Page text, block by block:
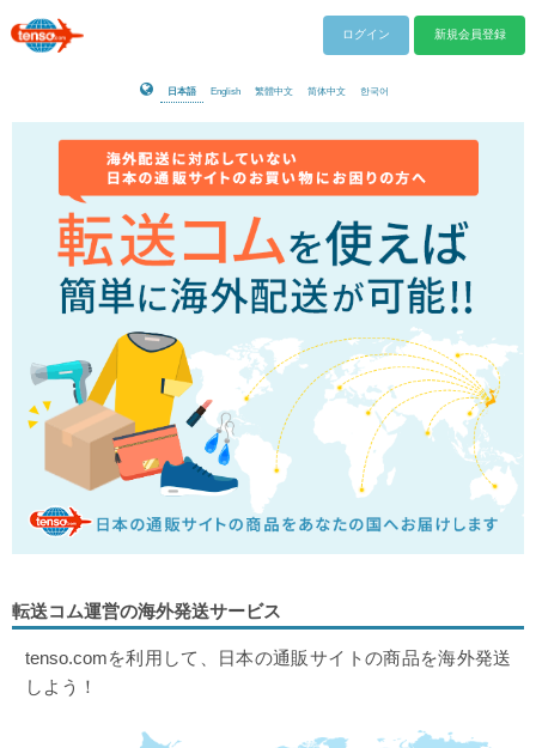
ログイン 新規会員登録
日本語 English 繁體中文 简体中文 한국어
転送コム運営の海外発送サービス
tenso.comを利用して、日本の通販サイトの商品を海外発送
しよう！